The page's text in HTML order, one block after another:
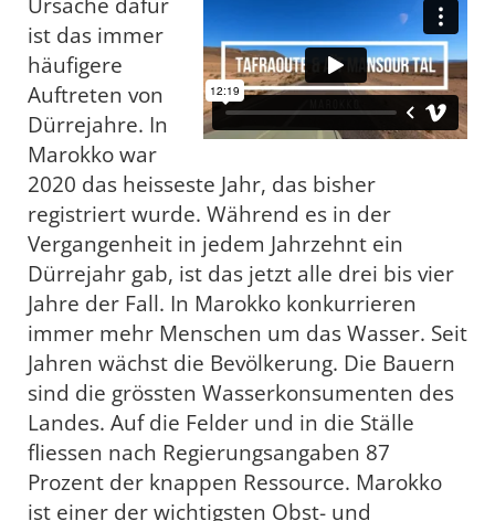
ist das immer
häufigere
Auftreten von
Dürrejahre. In
Marokko war
2020 das heisseste Jahr, das bisher
registriert wurde. Während es in der
Vergangenheit in jedem Jahrzehnt ein
Dürrejahr gab, ist das jetzt alle drei bis vier
Jahre der Fall. In Marokko konkurrieren
immer mehr Menschen um das Wasser. Seit
Jahren wächst die Bevölkerung. Die Bauern
sind die grössten Wasserkonsumenten des
Landes. Auf die Felder und in die Ställe
fliessen nach Regierungsangaben 87
Prozent der knappen Ressource. Marokko
ist einer der wichtigsten Obst- und